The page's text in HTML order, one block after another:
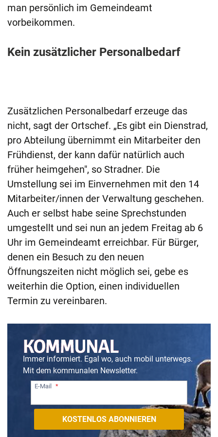
man persönlich im Gemeindeamt
vorbeikommen.
Kein zusätzlicher Personalbedarf
Zusätzlichen Personalbedarf erzeuge das
nicht, sagt der Ortschef. „Es gibt ein Dienstrad,
pro Abteilung übernimmt ein Mitarbeiter den
Frühdienst, der kann dafür natürlich auch
früher heimgehen", so Stradner. Die
Umstellung sei im Einvernehmen mit den 14
Mitarbeiter/innen der Verwaltung geschehen.
Auch er selbst habe seine Sprechstunden
umgestellt und sei nun an jedem Freitag ab 6
Uhr im Gemeindeamt erreichbar. Für Bürger,
denen ein Besuch zu den neuen
Öffnungszeiten nicht möglich sei, gebe es
weiterhin die Option, einen individuellen
Termin zu vereinbaren.
Immer informiert. Egal wo, auch mobil unterwegs.
Mit dem kommunalen Newsletter.
E-Mail